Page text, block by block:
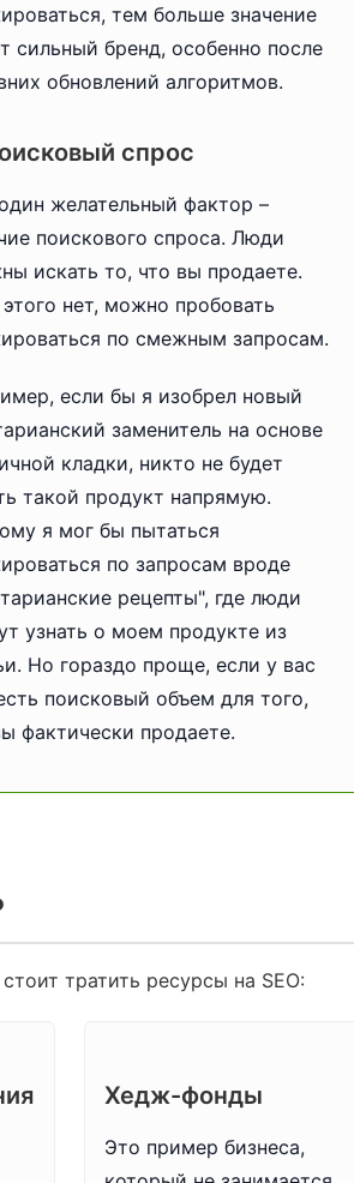
тем больше значение
сильный бренд, особенно после
обновлений алгоритмов.
спрос
желательный фактор –
поискового спроса. Люди
искать то, что вы продаете.
нет, можно пробовать
по смежным запросам.
если бы я изобрел новый
заменитель на основе
кладки, никто не будет
такой продукт напрямую.
я мог бы пытаться
по запросам вроде
рецепты", где люди
узнать о моем продукте из
Но гораздо проще, если у вас
поисковый объем для того,
фактически продаете.
тратить ресурсы на SEO:
Хедж-фонды
Это пример бизнеса,